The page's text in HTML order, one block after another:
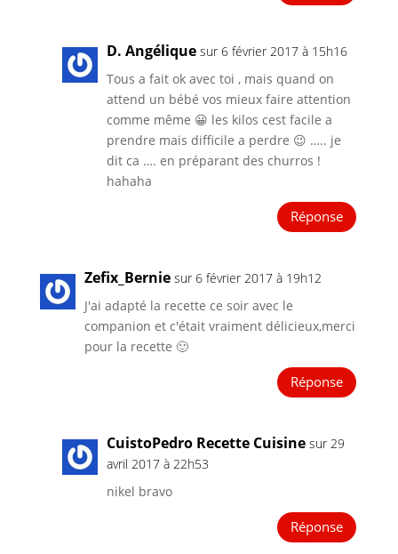
D. Angélique sur 6 février 2017 à 15h16
Tous a fait ok avec toi , mais quand on
attend un bébé vos mieux faire attention
comme même 😀 les kilos cest facile a
prendre mais difficile a perdre 😉 ….. je
dit ca …. en préparant des churros !
hahaha
Réponse
Zefix_Bernie sur 6 février 2017 à 19h12
J'ai adapté la recette ce soir avec le
companion et c'était vraiment délicieux,merci
pour la recette 🙂
Réponse
CuistoPedro Recette Cuisine sur 29
avril 2017 à 22h53
nikel bravo
Réponse